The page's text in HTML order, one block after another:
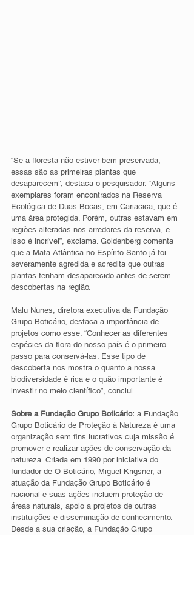
“Se a floresta não estiver bem preservada,
essas são as primeiras plantas que
desaparecem”, destaca o pesquisador. “Alguns
exemplares foram encontrados na Reserva
Ecológica de Duas Bocas, em Cariacica, que é
uma área protegida. Porém, outras estavam em
regiões alteradas nos arredores da reserva, e
isso é incrível”, exclama. Goldenberg comenta
que a Mata Atlântica no Espírito Santo já foi
severamente agredida e acredita que outras
plantas tenham desaparecido antes de serem
descobertas na região.
Malu Nunes, diretora executiva da Fundação
Grupo Boticário, destaca a importância de
projetos como esse. “Conhecer as diferentes
espécies da flora do nosso país é o primeiro
passo para conservá-las. Esse tipo de
descoberta nos mostra o quanto a nossa
biodiversidade é rica e o quão importante é
investir no meio científico”, conclui.
Sobre a Fundação Grupo Boticário: a Fundação
Grupo Boticário de Proteção à Natureza é uma
organização sem fins lucrativos cuja missão é
promover e realizar ações de conservação da
natureza. Criada em 1990 por iniciativa do
fundador de O Boticário, Miguel Krigsner, a
atuação da Fundação Grupo Boticário é
nacional e suas ações incluem proteção de
áreas naturais, apoio a projetos de outras
instituições e disseminação de conhecimento.
Desde a sua criação, a Fundação Grupo